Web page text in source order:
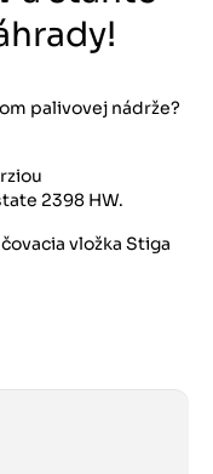
palivovej nádrže?
2398 HW.
vložka Stiga